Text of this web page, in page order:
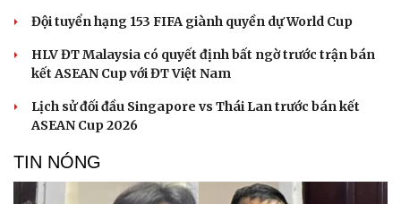
Đội tuyển hạng 153 FIFA giành quyền dự World Cup
HLV ĐT Malaysia có quyết định bất ngờ trước trận bán
kết ASEAN Cup với ĐT Việt Nam
Lịch sử đối đầu Singapore vs Thái Lan trước bán kết
ASEAN Cup 2026
TIN NÓNG